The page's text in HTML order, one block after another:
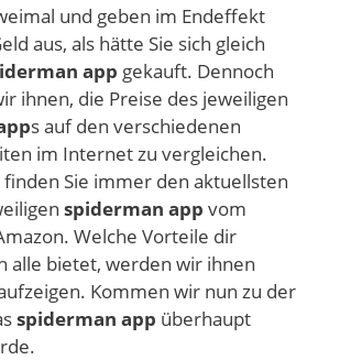
und geben im Endeffekt
aus, als hätte Sie sich gleich
app gekauft. Dennoch
ihnen, die Preise des jeweiligen
s auf den verschiedenen
im Internet zu vergleichen.
finden Sie immer den aktuellsten
spiderman app vom
Welche Vorteile dir
alle bietet, werden wir ihnen
Kommen wir nun zu der
spiderman app überhaupt